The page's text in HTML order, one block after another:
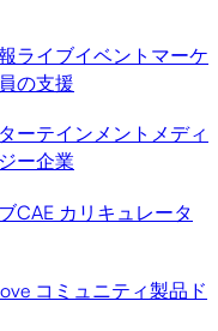
ライブイベント マーケ
の支援
ーテインメント メディ
ー企業
CAE カリキュレータ
コミュニティ製品ド